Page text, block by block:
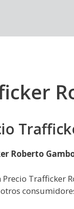
Roberto
Trafficker